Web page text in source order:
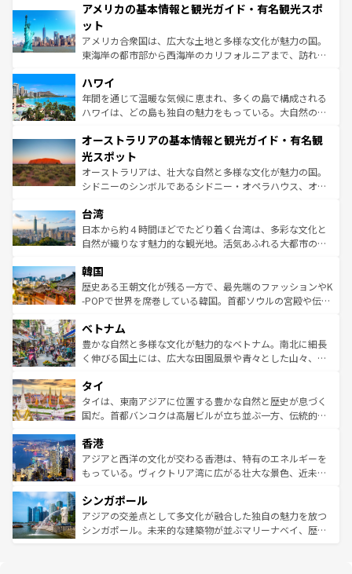
ンツ一覧を参照してほしい。
の建物がそのまま残る町や、スイスならではのユニークな
博物館もあり、アルプス観光だけでなく町歩きも満喫する
ことができる。国民の所得が高いため物価も高いが、旅行
者向けの交通パス提供のサービスもあり、うまく活用すれ
着のスイス情報は
アメリカの基本情報と観光ガイド・有名観光スポ
ット
アメリカ合衆国は、広大な土地と多様な文化が魅力の国。
東海岸の都市部から西海岸のカリフォルニアまで、訪れる
のような巨大都市は、観光、ショッピング、エンターテイ
ンメントが詰まった刺激的なスポットだ。一方、アメリカ
西部には大自然が広がり、グランドキャニオンやイエロー
部のニューオーリンズでは、音楽と美食が融合した独特の
文化が魅力。旅行者はアメリカの各地域で異なる魅力を楽
しみながら、その多様性と豊かな歴史を感じることができ
るだろう。車でのロードトリップや列車の旅も、アメリカ
情報は
ハワイ
年間を通じて温暖な気候に恵まれ、多くの島で構成される
ハワイは、どの島も独自の魅力をもっている。大自然の神
ワイ島は見逃せない。また、定番の観光地といえばオアフ
島だが、静かな自然を求めるならマウイ島やカウアイ島が
おすすめ。エメラルドグリーンに輝く海をはじめ、豊かな
文化や歴史が息づいている。「アロハスピリット」と呼ば
人々、おいしいローカルフードやハワイアンミュージッ
ク、伝統的なフラダンスなど、すべてがハワイの魅力を彩
っている。訪れるたびに新しい発見と感動が待っているハ
はコンテンツ一覧
オーストラリアの基本情報と観光ガイド・有名観
光スポット
オーストラリアは、壮大な自然と多様な文化が魅力の国。
シドニーのシンボルであるシドニー・オペラハウス、オー
リアリーフや大陸中央部にそびえるウルル（エアーズロッ
ク）、タスマニアの美しい原生林やケアンズの熱帯雨林な
ど、見どころがたくさん。また、カフェやワイン、オージ
いる。アクティビティも充実しており、サーフィンやダイ
ビング、ハイキングなど、アウトドア好きにはたまらな
い。オーストラリアの多彩な魅力を存分に味わいつくそ
参照してほしい。
台湾
日本から約４時間ほどでたどり着く台湾は、多彩な文化と
自然が織りなす魅力的な観光地。活気あふれる大都市の台
ン）、静ひつな山岳地帯である台湾東部など、都市の喧騒
と山間の静けさが共存しており、訪れる人に新しい発見と
驚きをもたらしてくれる。また、奥深い台湾の食文化も魅
容にもいいと評判のスイーツなど、バラエティ豊かな料理
が味わえる。 なお、新着の台湾情報は コンテンツ一覧を参
照してほしい。
韓国
歴史ある王朝文化が残る一方で、最先端のファッションやK
-POPで世界を席巻している韓国。首都ソウルの宮殿や伝統
き、地方に足を延ばせば四季折々の自然美を楽しむことが
できる。そして、キムチや焼肉、絶品のストリートフード
まで、さまざまな韓国料理が待っている。夜には、韓国な
リティに包まれながら、韓国の多彩な魅力を心ゆくまで味
わってみてほしい。 なお、新着の韓国情報はコンテンツ一
覧を参照してほしい。
ベトナム
豊かな自然と多様な文化が魅力的なベトナム。南北に細長
く伸びる国土には、広大な田園風景や青々とした山々、世
急速な発展と共に伝統が息づく。ハノイの古い町並みやホ
ーチミン市のフランス統治時代の建物も、独特の雰囲気を
醸し出している。また、バラエティの豊かさとおいしさで
とつ。フォーやバインミー、ベトナムコーヒーなどは、ぜ
ひ現地で味わいたい。どの地域を訪れてもあたたかい人々
が旅行者を迎えてくれるので、きっと忘れられない旅にな
参照してほしい。
タイ
タイは、東南アジアに位置する豊かな自然と歴史が息づく
国だ。首都バンコクは高層ビルが立ち並ぶ一方、伝統的な
の活気が交差している。北部ではチェンマイなどの山岳地
帯で自然と触れ合い、南部ではプーケットやクラビの美し
いビーチでリゾート気分を楽しむことができる。タイ料理
激する。気候は一年中温暖で、どの季節にも異なる楽しみ
が待っている。親しみやすいタイの人々、仏教を中心とし
た文化、そして多様な観光資源が、訪れる旅人を魅了し続
香港
アジアと西洋の文化が交わる香港は、特有のエネルギーを
もっている。ヴィクトリア湾に広がる壮大な景色、近未来
み、どこを訪れても感動するはず。観光スポットが密集し
ており、効率よく見どころを回れるのも魅力。息をのむよ
うな絶景から文化的な体験まで、香港を存分に楽しみ尽く
シンガポール
アジアの交差点として多文化が融合した独自の魅力を放つ
シンガポール。未来的な建築物が並ぶマリーナベイ、歴史